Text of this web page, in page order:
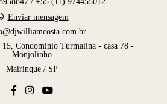
Enviar mensagem
Condominio Turmalina - casa 78 -
Monjolinho
Mairinque / SP